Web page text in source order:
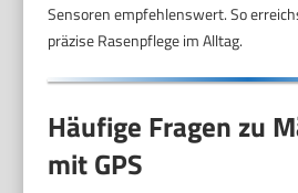
Sensoren empfehlenswert. So
präzise Rasenpflege im Alltag.
Häufige Fragen zu
mit GPS